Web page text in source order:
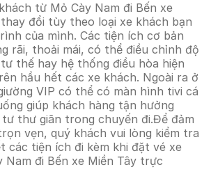
từ Mỏ Cày Nam đi Bến xe
đổi tùy theo loại xe khách bạn
của mình. Các tiện ích cơ bản
rãi, thoải mái, có thể điều chỉnh độ
thế hay hệ thống điều hòa hiện
hầu hết các xe khách. Ngoài ra ở
VIP có thể có màn hình tivi cá
giúp khách hàng tận hưởng
tư thư giãn trong chuyến đi.Để đảm
vẹn, quý khách vui lòng kiểm tra
các tiện ích đi kèm khi đặt vé xe
Nam đi Bến xe Miền Tây trực